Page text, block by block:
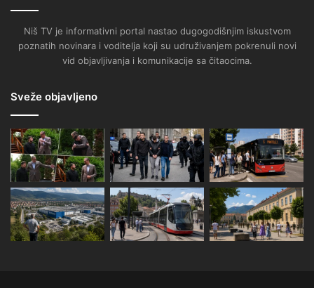
Niš TV je informativni portal nastao dugogodišnjim iskustvom
poznatih novinara i voditelja koji su udruživanjem pokrenuli novi
vid objavljivanja i komunikacije sa čitaocima.
Sveže objavljeno